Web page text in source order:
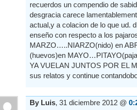
recuerdos un compendio de
desgracia carece
actual,y a colacion de lo que ud.
enseño con respecto a los
MARZO…..NIARZO(nido) en
(huevos)en
YA VUELAN JUNTOS POR EL
sus relatos y continue
By Luis, 31 diciembre 2012 @